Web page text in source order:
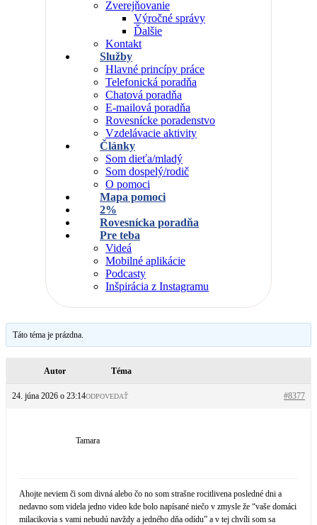
Zverejňovanie
Výročné správy
Ďalšie
Kontakt
Služby
Hlavné princípy práce
Telefonická poradňa
Chatová poradňa
E-mailová poradňa
Rovesnícke poradenstvo
Vzdelávacie aktivity
Články
Som dieťa/mladý
Som dospelý/rodič
O pomoci
Mapa pomoci
2%
Rovesnícka poradňa
Pre teba
Videá
Mobilné aplikácie
Podcasty
Inšpirácia z Instagramu
Táto téma je prázdna.
Autor Téma
24. júna 2026 o 23:14 #8377
ODPOVEDAŤ
Tamara
Ahojte neviem či som divná alebo čo no som strašne rocitlivena posledné dni a
nedavno som videla jedno video kde bolo napísané niečo v zmysle že “vaše domáci
milacikovia s vami nebudú navždy a jedného dňa odídu” a v tej chvíli som sa